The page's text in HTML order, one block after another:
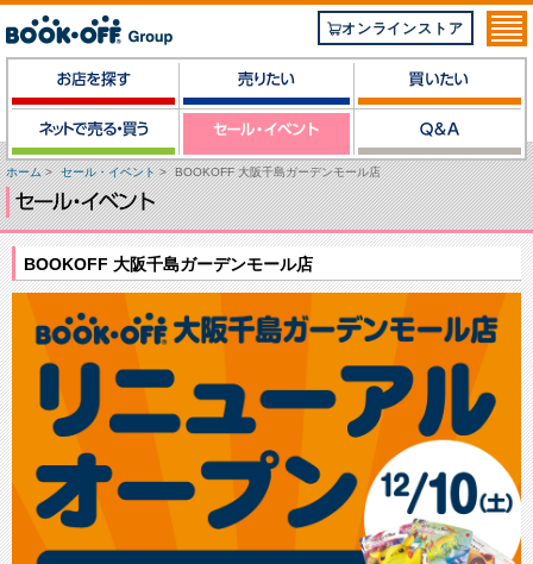
オンラインストア
ホーム> セール・イベント> BOOKOFF 大阪千島ガーデンモール店
BOOKOFF 大阪千島ガーデンモール店